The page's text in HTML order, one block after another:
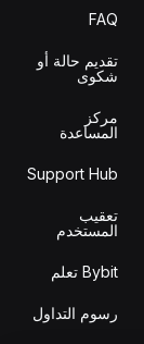
FAQ
تقديم حالة أو
شكوى
مركز
المساعدة
Support Hub
تعقيب
المستخدم
Bybit تعلم
رسوم التداول